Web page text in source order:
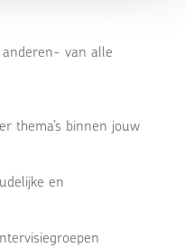
van alle
thema’s binnen jouw
en